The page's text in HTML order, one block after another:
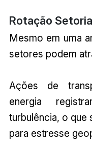
Rotação
Mesmo em uma
setores podem
Ações de
energia
turbulência, o que
para estresse